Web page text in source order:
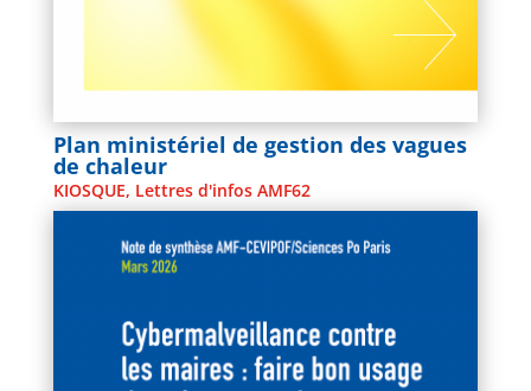
Plan ministériel de gestion des vagues
de chaleur
KIOSQUE, Lettres d'infos AMF62